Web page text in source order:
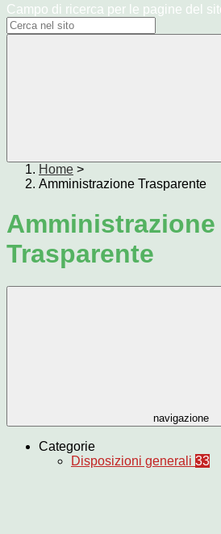
Campo di ricerca per le pagine del
Home >
Amministrazione Trasparente
Amministrazione
Trasparente
navigazione
Categorie
Disposizioni generali 33